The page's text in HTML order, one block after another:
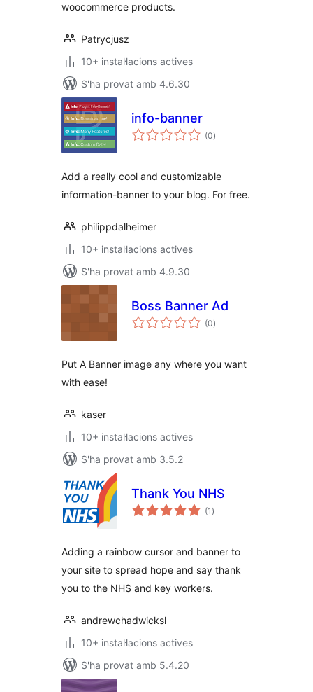
woocommerce products.
Patrycjusz
10+ instal·lacions actives
S'ha provat amb 4.6.30
info-banner
(0puntuacions
totals
)
Add a really cool and customizable
information-banner to your blog. For free.
philippdalheimer
10+ instal·lacions actives
S'ha provat amb 4.9.30
Boss Banner Ad
(0puntuacions
totals
)
Put A Banner image any where you want
with ease!
kaser
10+ instal·lacions actives
S'ha provat amb 3.5.2
Thank You NHS
(1 puntuacions
totals
)
Adding a rainbow cursor and banner to
your site to spread hope and say thank
you to the NHS and key workers.
andrewchadwicksl
10+ instal·lacions actives
S'ha provat amb 5.4.20